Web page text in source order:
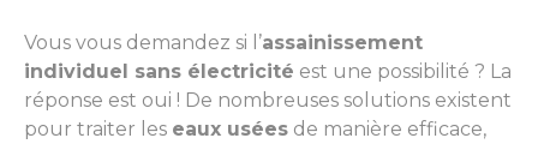
Vous vous demandez si l’assainissement
individuel sans électricité est une possibilité ? La
réponse est oui ! De nombreuses solutions existent
pour traiter les eaux usées de manière efficace,